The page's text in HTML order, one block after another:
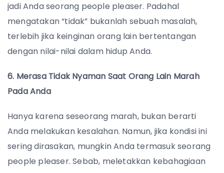
jadi Anda seorang people pleaser. Padahal
mengatakan “tidak” bukanlah sebuah masalah,
terlebih jika keinginan orang lain bertentangan
dengan nilai-nilai dalam hidup Anda.
6. Merasa Tidak Nyaman Saat Orang Lain Marah
Pada Anda
Hanya karena seseorang marah, bukan berarti
Anda melakukan kesalahan. Namun, jika kondisi ini
sering dirasakan, mungkin Anda termasuk seorang
people pleaser. Sebab, meletakkan kebahagiaan